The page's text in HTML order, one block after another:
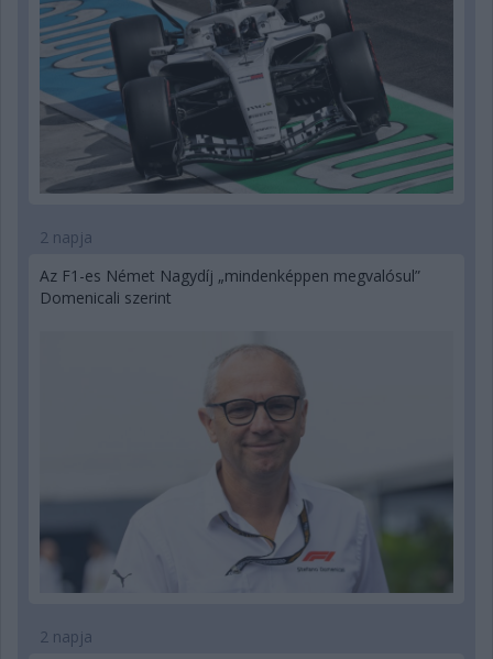
2 napja
Az F1-es Német Nagydíj „mindenképpen megvalósul”
Domenicali szerint
2 napja